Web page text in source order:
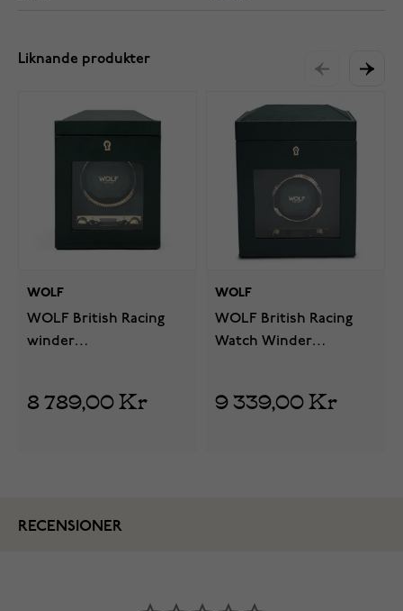
Liknande produkter
WOLF
WOLF British Racing
winder
8 789,00 Kr
WOLF
WOLF British Racing
Watch Winder
9 339,00 Kr
RECENSIONER